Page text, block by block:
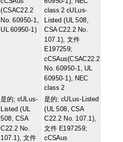
(CSAC22.2
No. 60950-1,
UL 60950-1)
class 2 cULus-
Listed (UL 508,
CSA C22.2 No.
107.1), 文件
E197259;
cCSAus(CSAC22.2
No. 60950-1, UL
60950-1), NEC
class 2
是的; cULus-
Listed (UL
508, CSA
C22.2 No.
107.1), 文件
是的; cULus-Listed
(UL 508, CSA
C22.2 No. 107.1),
文件 E197259;
cCSAus